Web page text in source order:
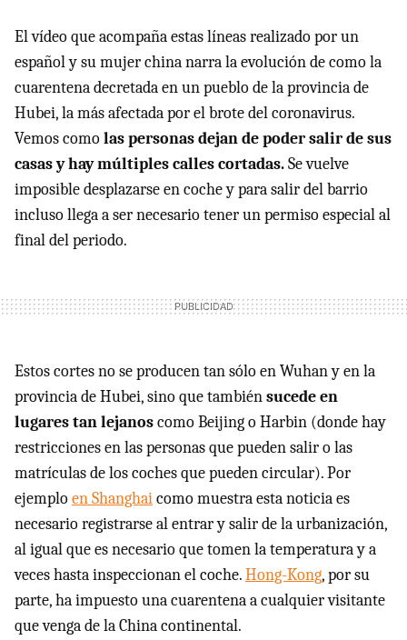
El vídeo que acompaña estas líneas realizado por un
español y su mujer china narra la evolución de como la
cuarentena decretada en un pueblo de la provincia de
Hubei, la más afectada por el brote del coronavirus.
Vemos comolas personas dejan de poder salir de sus
casas y hay múltiples calles cortadas.Se vuelve
imposible desplazarse en coche y para salir del barrio
incluso llega a ser necesario tener un permiso especial al
final del periodo.
Estos cortes no se producen tan sólo en Wuhan y en la
provincia de Hubei, sino que tambiénsucede en
lugares tan lejanoscomo Beijing o Harbin (donde hay
restricciones en las personas que pueden salir o las
matrículas de los coches que pueden circular). Por
ejemploen Shanghaicomo muestra esta noticia es
necesario registrarse al entrar y salir de la urbanización,
al igual que es necesario que tomen la temperatura y a
veces hasta inspeccionan el coche.Hong-Kong, por su
parte, ha impuesto una cuarentena a cualquier visitante
que venga de la China continental.